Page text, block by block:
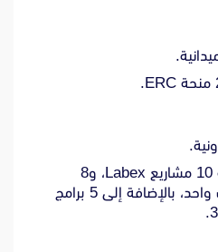
تشمل مشاريعها العلمية 10 مشاريع Labex، و8
Equipex، ومعهد تقارب واحد، بالإضافة إلى 5 برامج